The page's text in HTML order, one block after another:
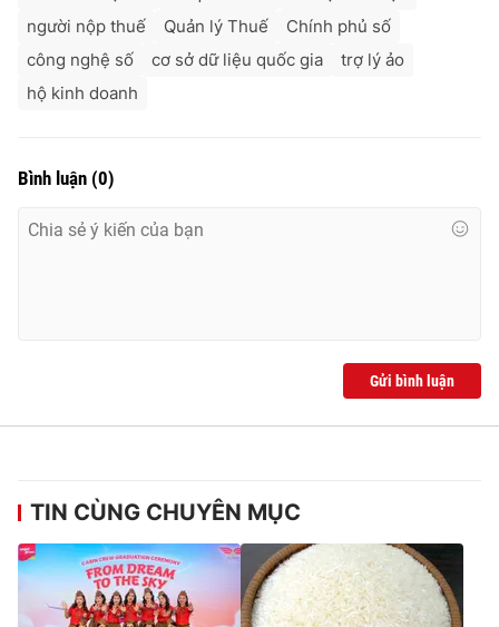
người nộp thuế
Quản lý Thuế
Chính phủ số
công nghệ số
cơ sở dữ liệu quốc gia
trợ lý ảo
hộ kinh doanh
Bình luận (0)
Gửi bình luận
TIN CÙNG CHUYÊN MỤC